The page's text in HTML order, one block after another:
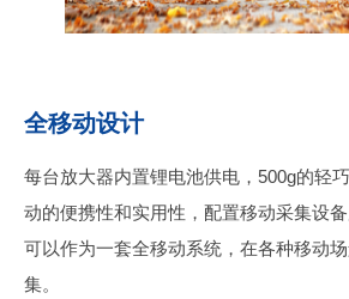
全移动设计
每台放大器内置锂电池供电，500g的轻
动的便携性和实用性，配置移动采集设
可以作为一套全移动系统，在各种移动
集。